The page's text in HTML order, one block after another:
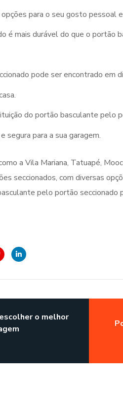
para o seu gosto pessoal
é mais durável do que o portão
pode ser encontrado em
do portão basculante pelo
segura para a sua garagem.
a Vila Mariana, Tatuapé,
seccionados, com diversas
pelo portão seccionado
o melhor